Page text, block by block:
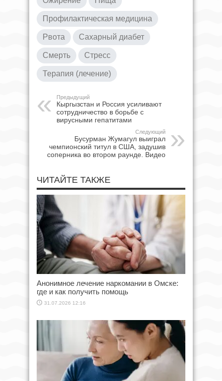
Профилактическая медицина
Рвота Сахарный диабет
Смерть Стресс
Терапия (лечение)
Предыдущий
Кыргызстан и Россия усиливают
сотрудничество в борьбе с
вирусными гепатитами
Следующий
Бусурман Жумагул выиграл
чемпионский титул в США, задушив
соперника во втором раунде. Видео
ЧИТАЙТЕ ТАКЖЕ
Анонимное лечение наркомании в Омске:
где и как получить помощь
31.07.2026 12:16